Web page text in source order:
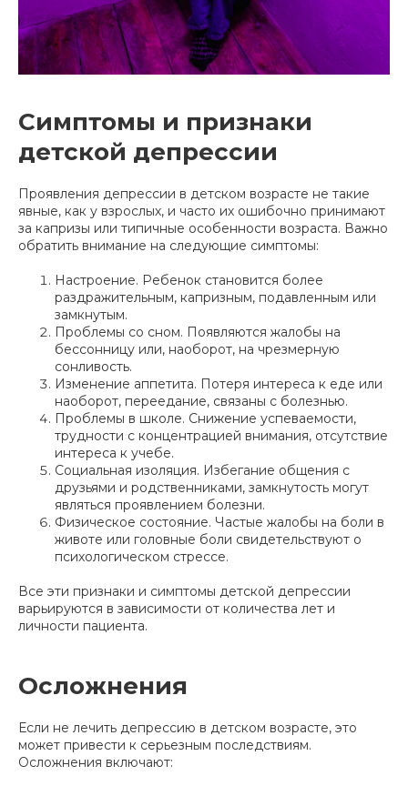
Симптомы и признаки
детской депрессии
Проявления депрессии в детском возрасте не такие
явные, как у взрослых, и часто их ошибочно принимают
за капризы или типичные особенности возраста. Важно
обратить внимание на следующие симптомы:
Настроение. Ребенок становится более
раздражительным, капризным, подавленным или
замкнутым.
Проблемы со сном. Появляются жалобы на
бессонницу или, наоборот, на чрезмерную
сонливость.
Изменение аппетита. Потеря интереса к еде или
наоборот, переедание, связаны с болезнью.
Проблемы в школе. Снижение успеваемости,
трудности с концентрацией внимания, отсутствие
интереса к учебе.
Социальная изоляция. Избегание общения с
друзьями и родственниками, замкнутость могут
являться проявлением болезни.
Физическое состояние. Частые жалобы на боли в
животе или головные боли свидетельствуют о
психологическом стрессе.
Все эти признаки и симптомы детской депрессии
варьируются в зависимости от количества лет и
личности пациента.
Осложнения
Если не лечить депрессию в детском возрасте, это
может привести к серьезным последствиям.
Осложнения включают: